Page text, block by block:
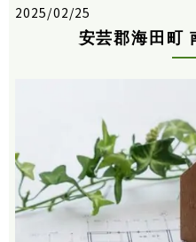
2025/02/25
安芸郡海田町